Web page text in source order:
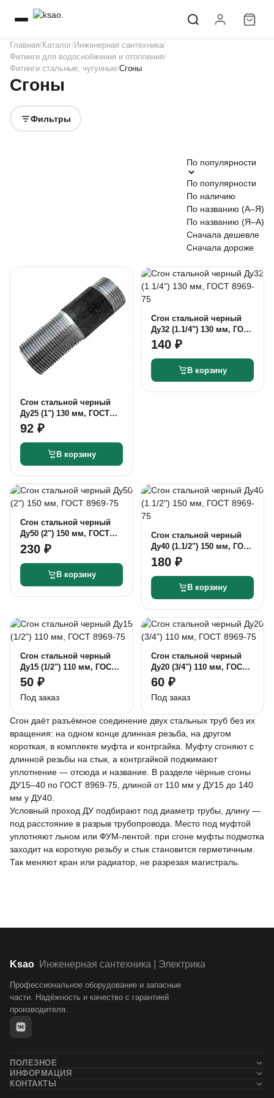
Главная Каталог Инженерная сантехника
Фитинги для водоснобжения и отопления
Фитинги стальные, чугунные Сгоны
Сгоны
Фильтры
По популярности
По популярности
По наличию
По названию (А–Я)
По названию (Я–А)
Сначала дешевле
Сначала дороже
Сгон стальной черный
Ду25 (1") 130 мм, ГОСТ
8969-75
92 ₽
В корзину
Сгон стальной черный
Ду32 (1.1/4") 130 мм, ГОСТ
8969-75
140 ₽
В корзину
Сгон стальной черный
Ду50 (2") 150 мм, ГОСТ
8969-75
230 ₽
В корзину
Сгон стальной черный
Ду40 (1.1/2") 150 мм, ГОСТ
8969-75
180 ₽
В корзину
Сгон стальной черный
Ду15 (1/2") 110 мм, ГОСТ
8969-75
50 ₽
Под заказ
Сгон стальной черный
Ду20 (3/4") 110 мм, ГОСТ
8969-75
60 ₽
Под заказ
Сгон даёт разъёмное соединение двух стальных труб без их
вращения: на одном конце длинная резьба, на другом
короткая, в комплекте муфта и контргайка. Муфту сгоняют с
длинной резьбы на стык, а контргайкой поджимают
уплотнение — отсюда и название. В разделе чёрные сгоны
ДУ15–40 по ГОСТ 8969-75, длиной от 110 мм у ДУ15 до 140
мм у ДУ40.
Условный проход ДУ подбирают под диаметр трубы, длину —
под расстояние в разрыв трубопровода. Место под муфтой
уплотняют льном или ФУМ-лентой: при сгоне муфты подмотка
заходит на короткую резьбу и стык становится герметичным.
Так меняют кран или радиатор, не разрезая магистраль.
Ksao Инженерная сантехника | Электрика
Профессиональное оборудование и запасные
части. Надёжность и качество с гарантией
производителя.
ПОЛЕЗНОЕ
Новости
Блог
ИНФОРМАЦИЯ
Контакты
КОНТАКТЫ